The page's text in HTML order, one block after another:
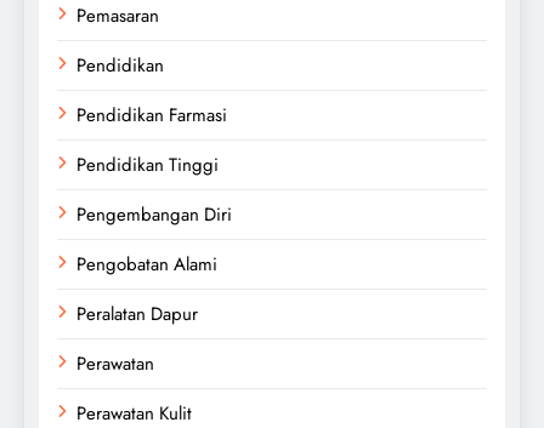
Pemasaran
Pendidikan
Pendidikan Farmasi
Pendidikan Tinggi
Pengembangan Diri
Pengobatan Alami
Peralatan Dapur
Perawatan
Perawatan Kulit